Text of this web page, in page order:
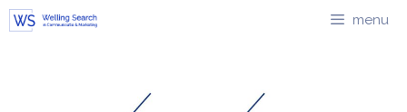
Ga
menu